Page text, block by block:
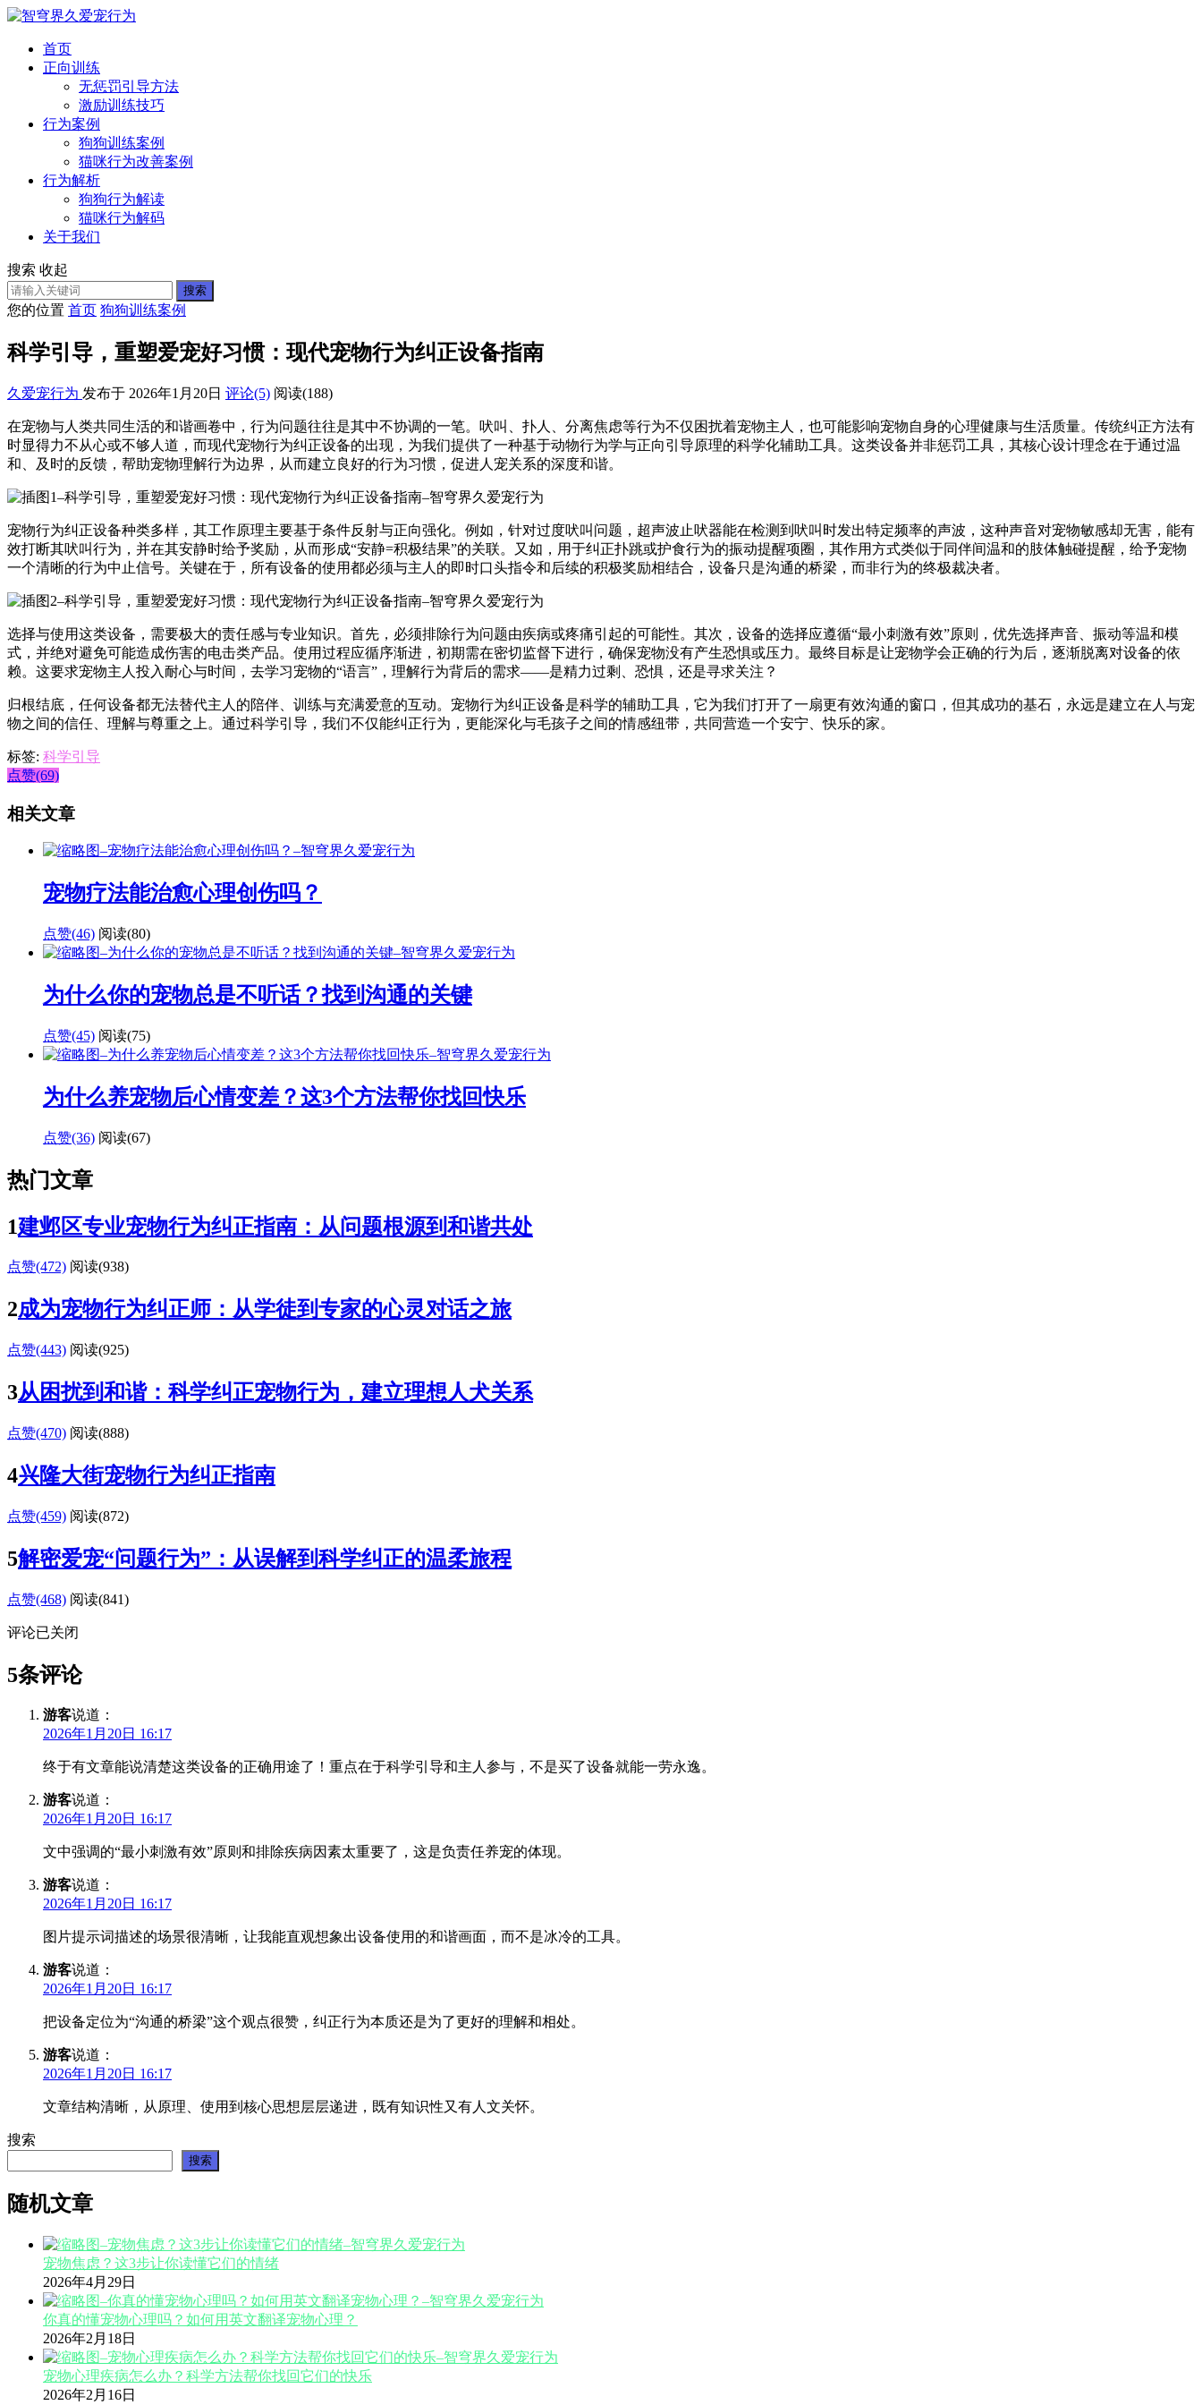
首页
正向训练
无惩罚引导方法
激励训练技巧
行为案例
狗狗训练案例
猫咪行为改善案例
行为解析
狗狗行为解读
猫咪行为解码
关于我们
搜索 收起
搜索
您的位置 首页 狗狗训练案例
科学引导，重塑爱宠好习惯：现代宠物行为纠正设备指南
久爱宠行为 发布于 2026年1月20日 评论(5) 阅读(188)
在宠物与人类共同生活的和谐画卷中，行为问题往往是其中不协调的一笔。吠叫、扑人、分离焦虑等行为不仅困扰着宠物主人，也可能影响宠物自身的心理健康与生活质量。传统纠正方法有
时显得力不从心或不够人道，而现代宠物行为纠正设备的出现，为我们提供了一种基于动物行为学与正向引导原理的科学化辅助工具。这类设备并非惩罚工具，其核心设计理念在于通过温
和、及时的反馈，帮助宠物理解行为边界，从而建立良好的行为习惯，促进人宠关系的深度和谐。
宠物行为纠正设备种类多样，其工作原理主要基于条件反射与正向强化。例如，针对过度吠叫问题，超声波止吠器能在检测到吠叫时发出特定频率的声波，这种声音对宠物敏感却无害，能有
效打断其吠叫行为，并在其安静时给予奖励，从而形成“安静=积极结果”的关联。又如，用于纠正扑跳或护食行为的振动提醒项圈，其作用方式类似于同伴间温和的肢体触碰提醒，给予宠物
一个清晰的行为中止信号。关键在于，所有设备的使用都必须与主人的即时口头指令和后续的积极奖励相结合，设备只是沟通的桥梁，而非行为的终极裁决者。
选择与使用这类设备，需要极大的责任感与专业知识。首先，必须排除行为问题由疾病或疼痛引起的可能性。其次，设备的选择应遵循“最小刺激有效”原则，优先选择声音、振动等温和模
式，并绝对避免可能造成伤害的电击类产品。使用过程应循序渐进，初期需在密切监督下进行，确保宠物没有产生恐惧或压力。最终目标是让宠物学会正确的行为后，逐渐脱离对设备的依
赖。这要求宠物主人投入耐心与时间，去学习宠物的“语言”，理解行为背后的需求——是精力过剩、恐惧，还是寻求关注？
归根结底，任何设备都无法替代主人的陪伴、训练与充满爱意的互动。宠物行为纠正设备是科学的辅助工具，它为我们打开了一扇更有效沟通的窗口，但其成功的基石，永远是建立在人与宠
物之间的信任、理解与尊重之上。通过科学引导，我们不仅能纠正行为，更能深化与毛孩子之间的情感纽带，共同营造一个安宁、快乐的家。
标签: 科学引导
点赞(69)
相关文章
宠物疗法能治愈心理创伤吗？
点赞(46) 阅读(80)
为什么你的宠物总是不听话？找到沟通的关键
点赞(45) 阅读(75)
为什么养宠物后心情变差？这3个方法帮你找回快乐
点赞(36) 阅读(67)
热门文章
1建邺区专业宠物行为纠正指南：从问题根源到和谐共处
点赞(472) 阅读(938)
2成为宠物行为纠正师：从学徒到专家的心灵对话之旅
点赞(443) 阅读(925)
3从困扰到和谐：科学纠正宠物行为，建立理想人犬关系
点赞(470) 阅读(888)
4兴隆大街宠物行为纠正指南
点赞(459) 阅读(872)
5解密爱宠“问题行为”：从误解到科学纠正的温柔旅程
点赞(468) 阅读(841)
评论已关闭
5条评论
游客说道：
2026年1月20日 16:17
终于有文章能说清楚这类设备的正确用途了！重点在于科学引导和主人参与，不是买了设备就能一劳永逸。
游客说道：
2026年1月20日 16:17
文中强调的“最小刺激有效”原则和排除疾病因素太重要了，这是负责任养宠的体现。
游客说道：
2026年1月20日 16:17
图片提示词描述的场景很清晰，让我能直观想象出设备使用的和谐画面，而不是冰冷的工具。
游客说道：
2026年1月20日 16:17
把设备定位为“沟通的桥梁”这个观点很赞，纠正行为本质还是为了更好的理解和相处。
游客说道：
2026年1月20日 16:17
文章结构清晰，从原理、使用到核心思想层层递进，既有知识性又有人文关怀。
搜索
搜索
随机文章
宠物焦虑？这3步让你读懂它们的情绪
2026年4月29日
你真的懂宠物心理吗？如何用英文翻译宠物心理？
2026年2月18日
宠物心理疾病怎么办？科学方法帮你找回它们的快乐
2026年2月16日